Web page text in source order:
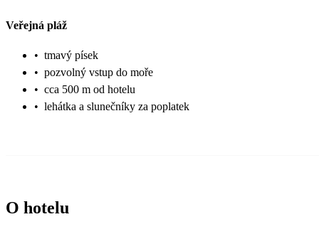
Veřejná pláž
• tmavý písek
• pozvolný vstup do moře
• cca 500 m od hotelu
• lehátka a slunečníky za poplatek
O hotelu